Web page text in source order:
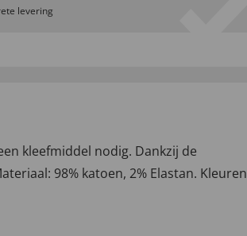
levering
kleefmiddel nodig. Dankzij de
98% katoen, 2% Elastan. Kleuren